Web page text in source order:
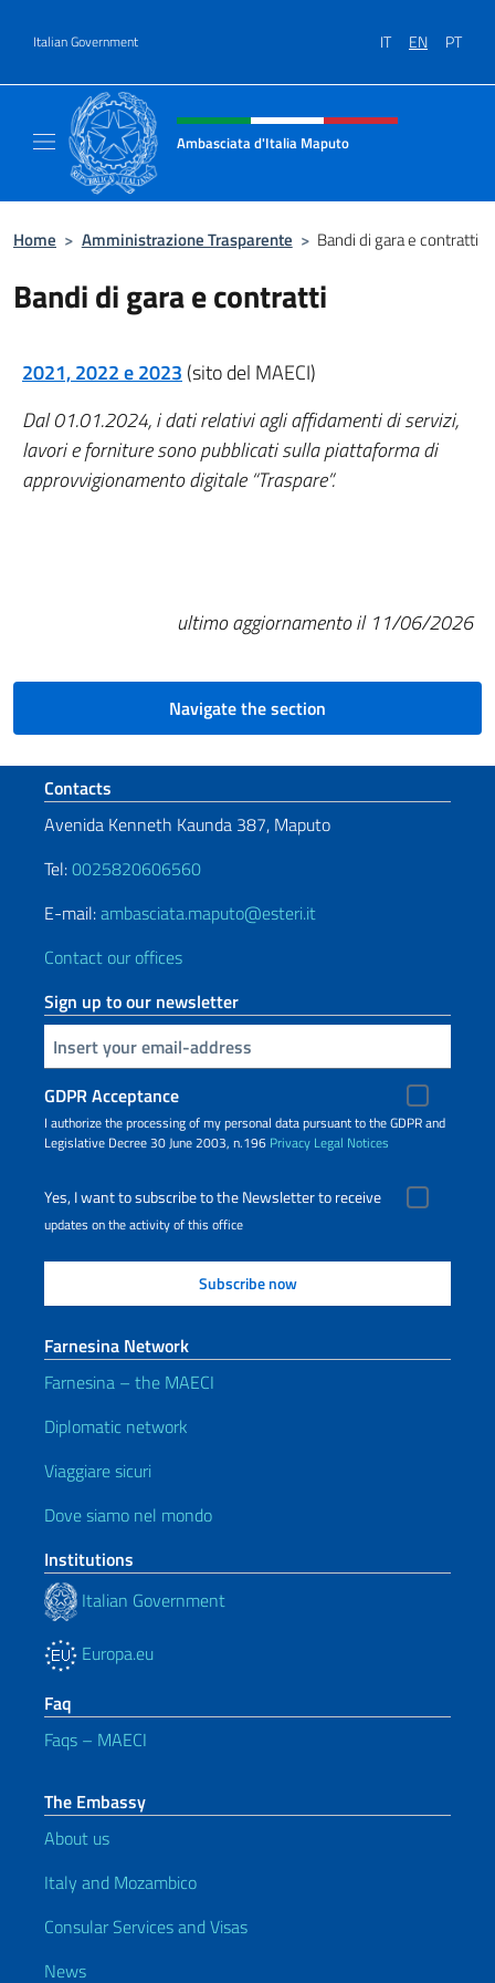
Italian Government IT EN PT
Header, social and menu of site
Ambasciata d'Italia Maputo
Home > Amministrazione Trasparente > Bandi di gara e contratti
Bandi di gara e contratti
2021, 2022 e 2023 (sito del MAECI)
Dal 01.01.2024, i dati relativi agli affidamenti di servizi,
lavori e forniture sono pubblicati sulla piattaforma di
approvvigionamento digitale “Traspare”.
ultimo aggiornamento il 11/06/2026
Navigate the section
Footer section
Contacts
Avenida Kenneth Kaunda 387, Maputo
Tel:0025820606560
E-mail:ambasciata.maputo@esteri.it
Contact our offices
Sign up to our newsletter
Insert your email
GDPR Acceptance
I authorize the processing of my personal data pursuant to the GDPR and
Legislative Decree 30 June 2003, n.196 Privacy Legal Notices
Yes, I want to subscribe to the Newsletter to receive
updates on the activity of this office
Farnesina Network
Farnesina – the MAECI
Diplomatic network
Viaggiare sicuri
Dove siamo nel mondo
Institutions
Italian Government
Europa.eu
Faq
Faqs – MAECI
The Embassy
About us
Italy and Mozambico
Consular Services and Visas
News